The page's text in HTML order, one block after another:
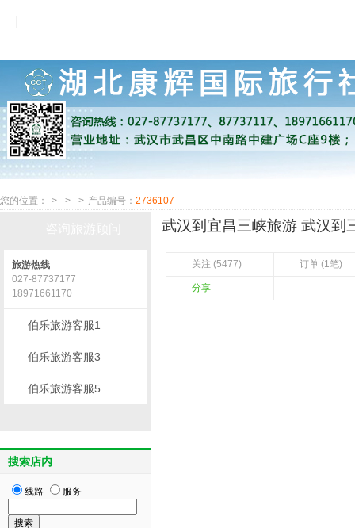
您的位置： > > > 产品编号： 2736107
武汉到宜昌三峡旅游 武汉到
关注 (5477) 订单 (1笔)
分享
旅游热线
027-87737177
18971661170
伯乐旅游客服1
伯乐旅游客服3
伯乐旅游客服5
搜索店内
线路 服务